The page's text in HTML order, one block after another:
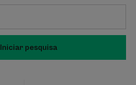
Iniciar pesquisa